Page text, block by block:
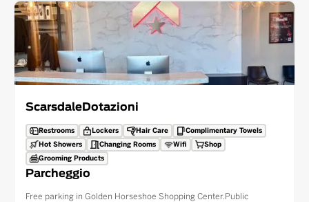
ScarsdaleDotazioni
Restrooms Lockers Hair Care
Complimentary Towels
Hot Showers
Changing Rooms Wifi
Shop
Grooming Products
Parcheggio
Free parking in Golden Horseshoe Shopping Center.Public